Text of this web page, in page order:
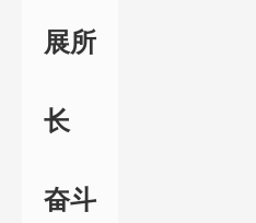
展所
长
奋斗